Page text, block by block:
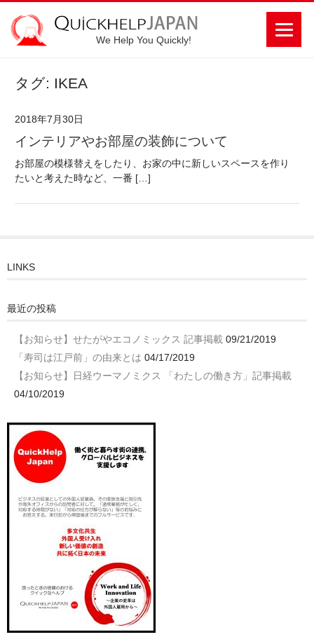
We Help You Quickly!
タグ: IKEA
2018年7月30日
インテリアやお部屋の装飾について
お部屋の模様替えをしたり、お家の中に新しいスペースを作り
たいと考えた時など、一番 […]
LINKS
最近の投稿
【お知らせ】せたがやエコノミックス 記事掲載 09/21/2019
「寿司は江戸前」の由来とは 04/17/2019
【お知らせ】日経ウーマノミクス 「わたしの働き方」記事掲載
04/10/2019